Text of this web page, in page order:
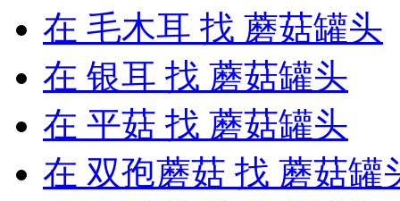
在 毛木耳 找 蘑菇罐头
在 银耳 找 蘑菇罐头
在 平菇 找 蘑菇罐头
在 双孢蘑菇 找 蘑菇罐